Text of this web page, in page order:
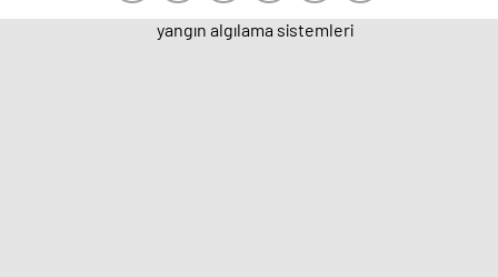
yangın algılama sistemleri